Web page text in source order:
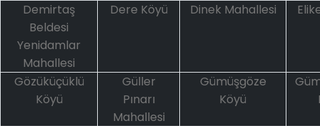
Demirtaş
Beldesi
Yenidamlar
Mahallesi
Dere Köyü Dinek Mahallesi
Gözüküçüklü
Köyü
Güller
Pınarı
Mahallesi
Gümüşgöze
Köyü